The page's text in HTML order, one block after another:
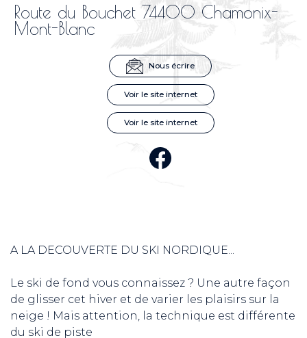
Route du Bouchet 74400 Chamonix-
Mont-Blanc
Nous écrire
Voir le site internet
Voir le site internet
A LA DECOUVERTE DU SKI NORDIQUE...
Le ski de fond vous connaissez ? Une autre façon
de glisser cet hiver et de varier les plaisirs sur la
neige ! Mais attention, la technique est différente
du ski de piste